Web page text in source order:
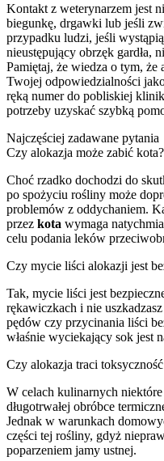
Kontakt z weterynarzem jest
biegunkę, drgawki lub jeśli
przypadku ludzi, jeśli
nieustępujący obrzęk gardła,
Pamiętaj, że wiedza o tym, że
Twojej odpowiedzialności
ręką numer do pobliskiej
potrzeby uzyskać szybką
Najczęściej zadawane pytania
Czy alokazja może zabić kota?
Choć rzadko dochodzi do
po spożyciu rośliny może
problemów z oddychaniem.
przez kota wymaga
celu podania leków
Czy mycie liści alokazji jest
Tak, mycie liści jest
rękawiczkach i nie
pędów czy przycinania liści
właśnie wyciekający sok jest
Czy alokazja traci
W celach kulinarnych
długotrwałej obróbce
Jednak w warunkach
części tej rośliny, gdyż
poparzeniem jamy ustnej.